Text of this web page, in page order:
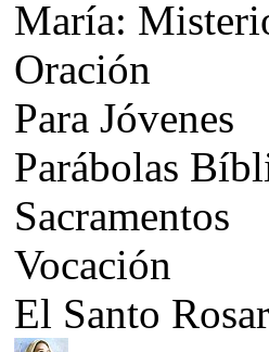
María:
Oración
Para Jóvenes
Parábolas
Sacramentos
Vocación
El Santo